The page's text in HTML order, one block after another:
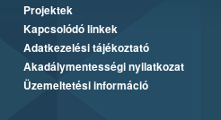
Projektek
Kapcsolódó linkek
Adatkezelési tájékoztató
Akadálymentességi nyilatkozat
Üzemeltetési információ